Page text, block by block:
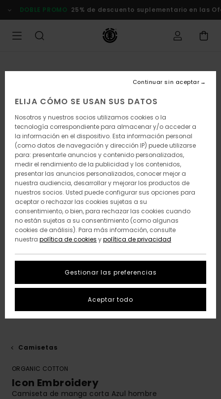
la
PROMO 25% de descuento suplementario en las Ofertas
Camisetas
ORGANIC COTTON
Icon Embroidery
Camiseta de manga corta Azul hombre
ELIJA CÓMO SE USAN SUS DATOS
Nosotros y nuestros socios utilizamos cookies o la
tecnología correspondiente para almacenar y/o acceder a
la información en el dispositivo. Esta información personal
(como datos de navegación y dirección IP) puede utilizarse
para: presentarle anuncios y contenido personalizados,
medir el rendimiento de la publicidad y los contenidos,
presentar las anuncios personalizados, conocer mejor a
nuestra audiencia, desarrollar y mejorar los productos de
nuestros socios. Usted puede configurar sus opciones para
aceptar o rechazar las cookies sujetas a su
consentimiento, o bien, para rechazar las cookies cuando
no están sujetas a su consentimiento (como algunas
cookies de análisis). Para más información, consulte
nuestra política de cookies ypolítica de privacidad
Gestionar las preferencias
Continuar sin aceptar
Aceptar todo